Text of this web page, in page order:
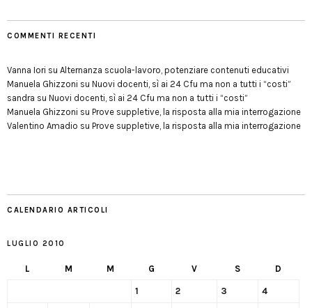
COMMENTI RECENTI
Vanna Iori su Alternanza scuola-lavoro, potenziare contenuti educativi
Manuela Ghizzoni su Nuovi docenti, sì ai 24 Cfu ma non a tutti i “costi”
sandra su Nuovi docenti, sì ai 24 Cfu ma non a tutti i “costi”
Manuela Ghizzoni su Prove suppletive, la risposta alla mia interrogazione
Valentino Amadio su Prove suppletive, la risposta alla mia interrogazione
CALENDARIO ARTICOLI
LUGLIO 2010
L M M G V S D
1 2 3 4